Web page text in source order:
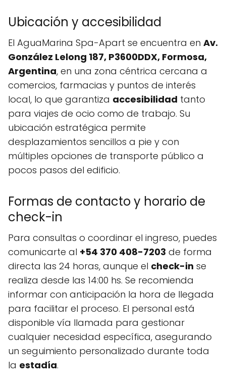
Ubicación y accesibilidad
El AguaMarina Spa-Apart se encuentra en Av.
González Lelong 187, P3600DDX, Formosa,
Argentina, en una zona céntrica cercana a
comercios, farmacias y puntos de interés
local, lo que garantiza accesibilidad tanto
para viajes de ocio como de trabajo. Su
ubicación estratégica permite
desplazamientos sencillos a pie y con
múltiples opciones de transporte público a
pocos pasos del edificio.
Formas de contacto y horario de
check-in
Para consultas o coordinar el ingreso, puedes
comunicarte al +54 370 408-7203 de forma
directa las 24 horas, aunque el check-in se
realiza desde las 14:00 hs. Se recomienda
informar con anticipación la hora de llegada
para facilitar el proceso. El personal está
disponible vía llamada para gestionar
cualquier necesidad específica, asegurando
un seguimiento personalizado durante toda
la estadía.